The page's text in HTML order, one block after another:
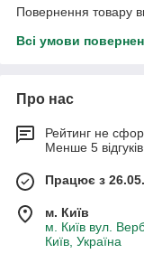
Повернення товару
Всі умови
Про нас
Рейтинг не
Менше 5
Працює з
м. Київ
м. Київ вул.
Київ, Україна